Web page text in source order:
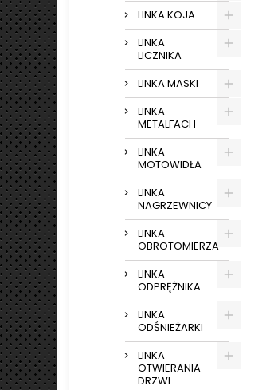
LINKA KOJA
LINKA
LICZNIKA
LINKA MASKI
LINKA
METALFACH
LINKA
MOTOWIDŁA
LINKA
NAGRZEWNICY
LINKA
OBROTOMIERZA
LINKA
ODPRĘŻNIKA
LINKA
ODŚNIEŻARKI
LINKA
OTWIERANIA
DRZWI